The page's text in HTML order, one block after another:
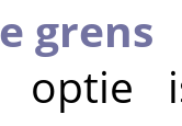
grens
optie